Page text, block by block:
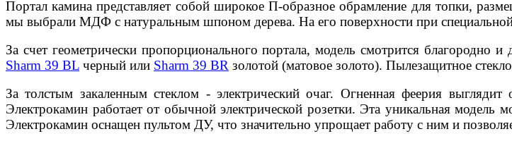
Портал камина представляет собой широкое П-образное обрамление для топки,
мы выбрали МДФ с натуральным шпоном дерева. На его поверхности при специальной
За счет геометрически пропорционального портала, модель смотрится
Sharm 39 BL черный или Sharm 39 BR золотой (матовое золото). Пылезащитное
За толстым закаленным стеклом - электрический очаг. Огненная феерия
Электрокамин работает от обычной электрической розетки. Эта уникальная модель
Электрокамин оснащен пультом ДУ, что значительно упрощает работу с ним и